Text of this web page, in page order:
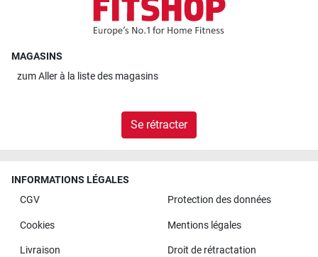
MAGASINS
zumAller à la liste des magasins
Se rétracter
INFORMATIONS LÉGALES
CGV
Protection des données
Cookies Mentions légales
Livraison Droit de rétractation